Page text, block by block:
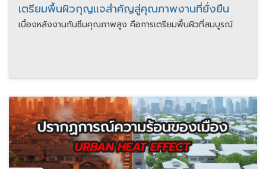
เตรียมพื้นผิวกุญแจสำคัญสู่คุณภาพงานที่ยั่งยืน
เบื้องหลังงานกันซึมคุณภาพสูง คือการเตรียมพื้นผิวที่สมบูรณ์